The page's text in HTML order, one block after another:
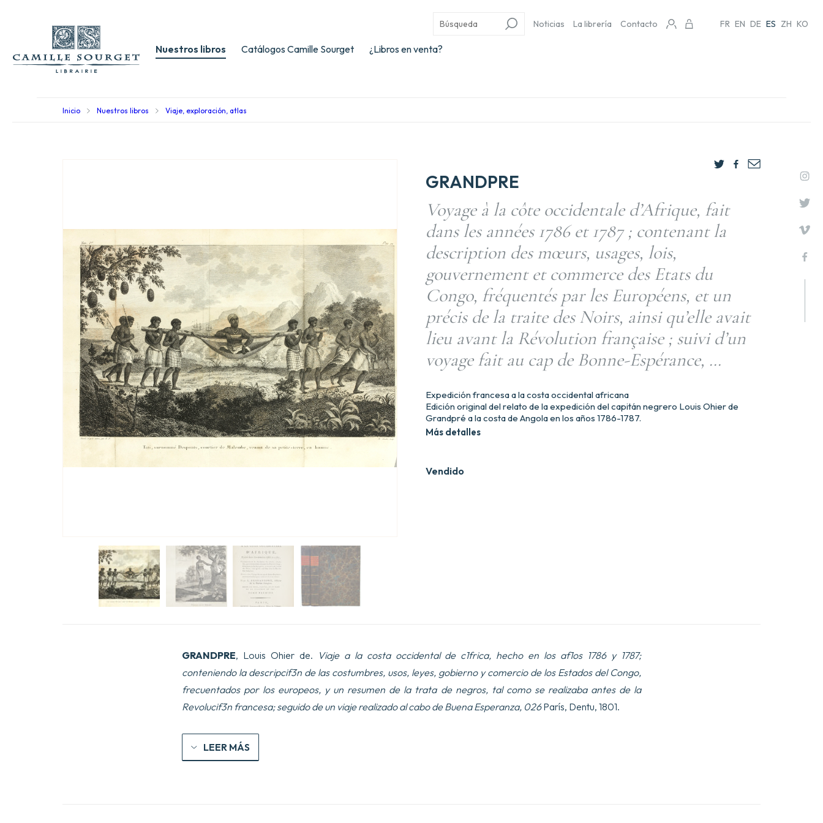
Nuestros libros Catálogos Camille Sourget ¿Libros en venta?
Noticias La librería Contacto FR EN DE ES ZH KO
Inicio Nuestros libros Viaje, exploración, atlas
GRANDPRE
Voyage à la côte occidentale d’Afrique, fait
dans les années 1786 et 1787 ; contenant la
description des mœurs, usages, lois,
gouvernement et commerce des Etats du
Congo, fréquentés par les Européens, et un
précis de la traite des Noirs, ainsi qu’elle avait
lieu avant la Révolution française ; suivi d’un
voyage fait au cap de Bonne-Espérance, …
Vendido
Expedición francesa a la costa occidental africana
Edición original del relato de la expedición del capitán negrero Louis Ohier de
Grandpré a la costa de Angola en los años 1786-1787.
Más detalles
GRANDPRE, Louis Ohier de. Viaje a la costa occidental de c1frica, hecho en los af1os 1786 y 1787;
conteniendo la descripcif3n de las costumbres, usos, leyes, gobierno y comercio de los Estados del Congo,
frecuentados por los europeos, y un resumen de la trata de negros, tal como se realizaba antes de la
Revolucif3n francesa; seguido de un viaje realizado al cabo de Buena Esperanza, 026París, Dentu, 1801.
LEER MÁS